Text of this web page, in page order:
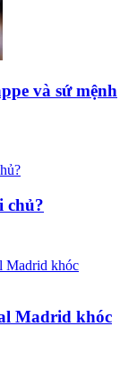
và sứ mệnh
chủ?
Madrid khóc